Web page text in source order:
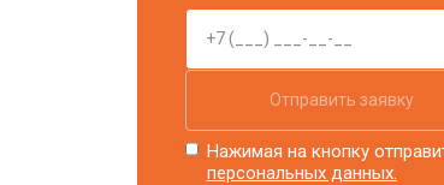
Отправить заявку
Нажимая на кнопку
персональных данных.